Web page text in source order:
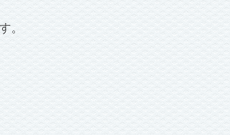
。